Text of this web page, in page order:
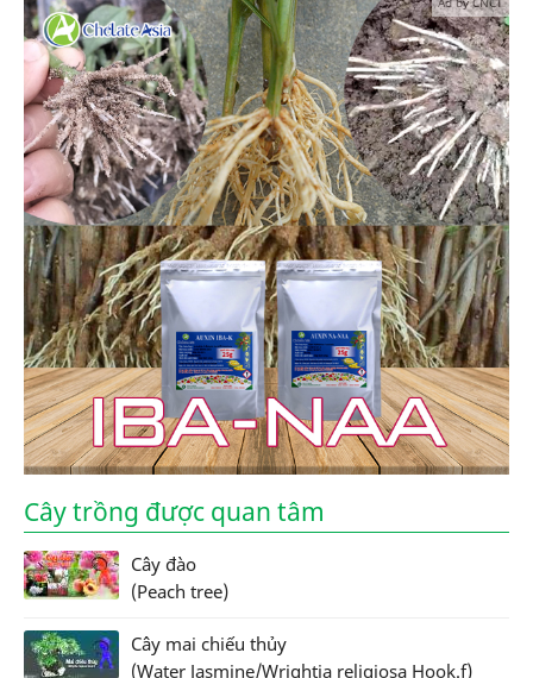
Cây trồng được quan tâm
Cây đào
(Peach tree)
Cây mai chiếu thủy
(Water Jasmine/Wrightia religiosa Hook.f)